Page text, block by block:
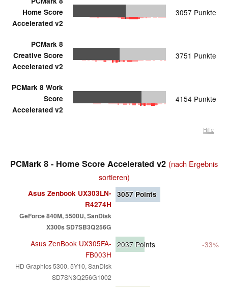
Home Score
Accelerated v2
3057 Punkte
PCMark 8
Creative Score
Accelerated v2
3751 Punkte
PCMark 8 Work
Score
Accelerated v2
4154 Punkte
Hilfe
PCMark 8 - Home Score Accelerated v2 (nach Ergebnis
sortieren)
Asus Zenbook UX303LN-
R4274H
GeForce 840M, 5500U, SanDisk
X300s SD7SB3Q256G
3057 Points
Asus ZenBook UX305FA-
FB003H
HD Graphics 5300, 5Y10, SanDisk
SD7SN3Q256G1002
2037 Points -33%